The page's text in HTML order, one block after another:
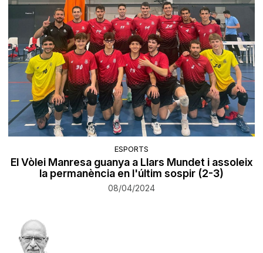
ESPORTS
El Vòlei Manresa guanya a Llars Mundet i assoleix
la permanència en l'últim sospir (2-3)
08/04/2024